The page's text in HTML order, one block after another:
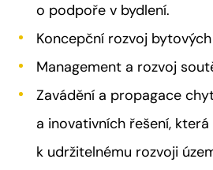
o podpoře v bydlení.
Koncepční rozvoj
Management a rozvoj
Zavádění a propagace
a inovativních řešení,
k udržitelnému rozvoji